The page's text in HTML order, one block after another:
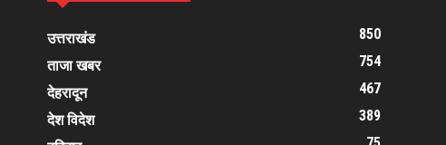
उत्तराखंड
850
ताजा खबर
754
देहरादून
467
देश विदेश
389